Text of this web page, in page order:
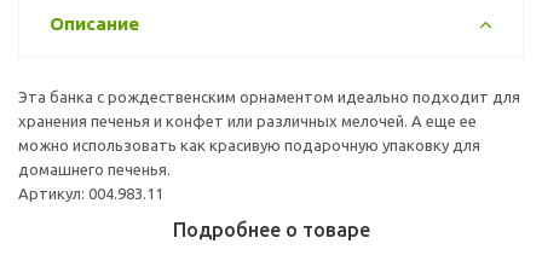
Описание
Эта банка с рождественским орнаментом идеально подходит для
хранения печенья и конфет или различных мелочей. А еще ее
можно использовать как красивую подарочную упаковку для
домашнего печенья.
Артикул: 004.983.11
Подробнее о товаре